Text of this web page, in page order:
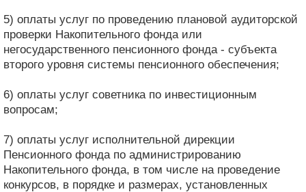
5) оплаты услуг по проведению плановой аудиторской
проверки Накопительного фонда или
негосударственного пенсионного фонда - субъекта
второго уровня системы пенсионного обеспечения;
6) оплаты услуг советника по инвестиционным
вопросам;
7) оплаты услуг исполнительной дирекции
Пенсионного фонда по администрированию
Накопительного фонда, в том числе на проведение
конкурсов, в порядке и размерах, установленных